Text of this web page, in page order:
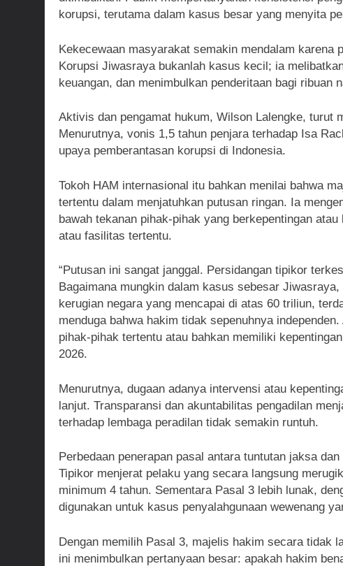
korupsi, terutama dalam kasus besar yang menyita
Kekecewaan masyarakat semakin mendalam karena
Korupsi Jiwasraya bukanlah kasus kecil; ia
keuangan, dan menimbulkan penderitaan bagi ribuan
Aktivis dan pengamat hukum, Wilson Lalengke, turut
Menurutnya, vonis 1,5 tahun penjara terhadap Isa
upaya pemberantasan korupsi di Indonesia.
Tokoh HAM internasional itu bahkan menilai bahwa
tertentu dalam menjatuhkan putusan ringan. Ia
bawah tekanan pihak-pihak yang berkepentingan
atau fasilitas tertentu.
“Putusan ini sangat janggal. Persidangan tipikor
Bagaimana mungkin dalam kasus sebesar
kerugian negara yang mencapai di atas 60 triliun,
menduga bahwa hakim tidak sepenuhnya
pihak-pihak tertentu atau bahkan memiliki
2026.
Menurutnya, dugaan adanya intervensi atau
lanjut. Transparansi dan akuntabilitas pengadilan
terhadap lembaga peradilan tidak semakin runtuh.
Perbedaan penerapan pasal antara tuntutan jaksa
Tipikor menjerat pelaku yang secara langsung
minimum 4 tahun. Sementara Pasal 3 lebih lunak,
digunakan untuk kasus penyalahgunaan wewenang
Dengan memilih Pasal 3, majelis hakim secara tidak
ini menimbulkan pertanyaan besar: apakah hakim